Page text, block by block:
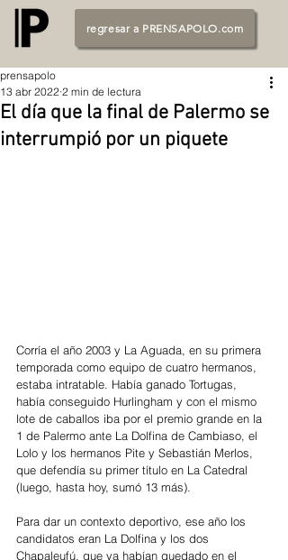
regresar a PRENSAPOLO.com
El día que la final de Palermo se
interrumpió por un piquete
prensapolo
13 abr 2022 2 min de lectura
Corría el año 2003 y La Aguada, en su primera
temporada como equipo de cuatro hermanos,
estaba intratable. Había ganado Tortugas,
había conseguido Hurlingham y con el mismo
lote de caballos iba por el premio grande en la
1 de Palermo ante La Dolfina de Cambiaso, el
Lolo y los hermanos Pite y Sebastián Merlos,
que defendía su primer título en La Catedral
(luego, hasta hoy, sumó 13 más).
Para dar un contexto deportivo, ese año los
candidatos eran La Dolfina y los dos
Chapaleufú, que ya habían quedado en el